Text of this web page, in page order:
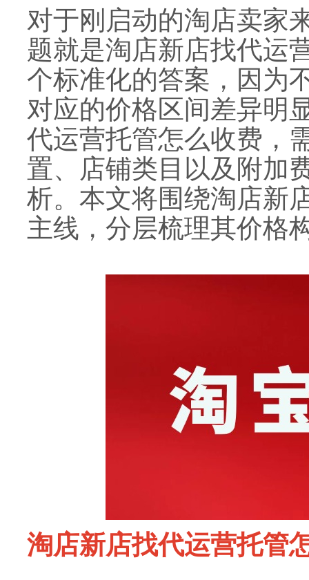
对于刚启动的淘店卖家
题就是淘店新店找代运
个标准化的答案，因为
对应的价格区间差异明
代运营托管怎么收费，
置、店铺类目以及附加
析。本文将围绕淘店新
主线，分层梳理其价格
淘店新店找代运营托管